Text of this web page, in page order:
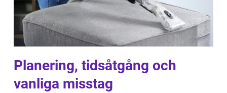
Planering, tidsåtgång och
vanliga misstag